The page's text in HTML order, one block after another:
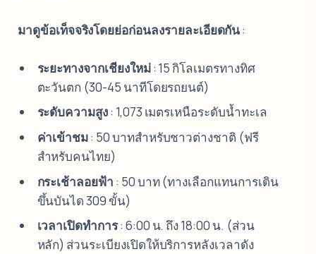
มาดูข้อเท็จจริงโดยย่อก่อนลงรายละเอียดกัน:
ระยะทางจากเชียงใหม่: 15 กิโลเมตรทางทิศ
ตะวันตก (30-45 นาทีโดยรถยนต์)
ระดับความสูง: 1,073 เมตรเหนือระดับน้ำทะเล
ค่าเข้าชม: 50 บาทสำหรับชาวต่างชาติ (ฟรี
สำหรับคนไทย)
กระเช้าลอยฟ้า : 50 บาท (ทางเลือกแทนการเดิน
ขึ้นบันได 309 ขั้น)
เวลาเปิดทำการ: 6:00 น. ถึง 18:00 น. (ส่วน
หลัก) ส่วนระเบียงเปิดให้บริการหลังเวลาดัง